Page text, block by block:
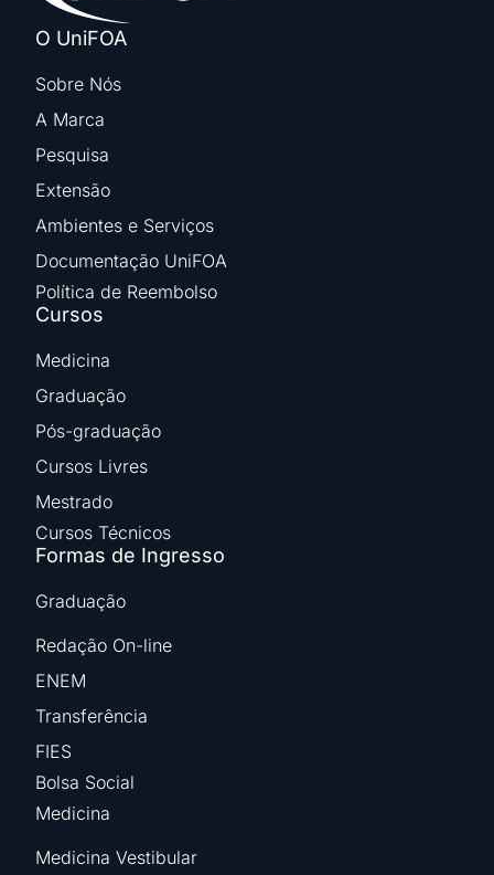
O UniFOA
Sobre Nós
A Marca
Pesquisa
Extensão
Ambientes e Serviços
Documentação UniFOA
Política de Reembolso
Cursos
Medicina
Graduação
Pós-graduação
Cursos Livres
Mestrado
Cursos Técnicos
Formas de Ingresso
Graduação
Redação On-line
ENEM
Transferência
FIES
Bolsa Social
Medicina
Medicina Vestibular